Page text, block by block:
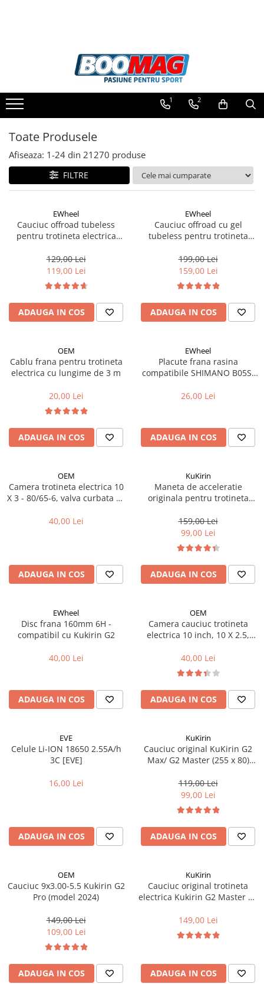
Biciclete copii
Biciclete electrice
Biciclete de oras
Biciclete de trekking
Biciclete Cursiere, Cyclocross
Chei si scule bicicleta
Antifurt bicicleta
Cosuri bicicleta
Claxon bicicleta
Suport telefon bicicleta
Oglinzi bicicleta
Lumini bicicleta
Computer bicicleta
Piese biciclete
Anvelopa bicicleta
Lant bicicleta
Urechi cadru bicicleta
Ghidoane bicicleta
Pipe ghidon
Pedale bicicleta
Cabluri si camasi
Placute frana bicicleta
Discuri frana bicicleta
Saboti frana bicicleta
Adaptoare frana bicicleta
Frane pe disc
Frane pe janta
Accesorii frane bicicleta
Roti bicicleta
1 2
Toate Produsele
Afiseaza: 1-24 din 21270 produse
FILTRE
EWheel
Cauciuc offroad tubeless
pentru trotineta electrica
129,00 Lei
119,00 Lei
ADAUGA IN COS
EWheel
Cauciuc offroad cu gel
tubeless pentru trotineta
10x2.75-6.5
199,00 Lei
159,00 Lei
ADAUGA IN COS
OEM
Cablu frana pentru trotineta
electrica cu lungime de 3 m
20,00 Lei
ADAUGA IN COS
EWheel
Placute frana rasina
compatibile SHIMANO B05S-
2025)
26,00 Lei
ADAUGA IN COS
OEM
Camera trotineta electrica 10
X 3 - 80/65-6, valva curbata 90
40,00 Lei
ADAUGA IN COS
KuKirin
Maneta de acceleratie
originala pentru trotineta
159,00 Lei
99,00 Lei
ADAUGA IN COS
EWheel
Disc frana 160mm 6H -
compatibil cu Kukirin G2
40,00 Lei
ADAUGA IN COS
OEM
Camera cauciuc trotineta
electrica 10 inch, 10 X 2.5,
40,00 Lei
ADAUGA IN COS
EVE
Celule Li-ION 18650 2.55A/h
3C [EVE]
16,00 Lei
ADAUGA IN COS
KuKirin
Cauciuc original KuKirin G2
Max/ G2 Master (255 x 80)
119,00 Lei
99,00 Lei
ADAUGA IN COS
OEM
Cauciuc 9x3.00-5.5 Kukirin G2
Pro (model 2024)
149,00 Lei
109,00 Lei
ADAUGA IN COS
KuKirin
Cauciuc original trotineta
electrica Kukirin G2 Master V6
149,00 Lei
ADAUGA IN COS